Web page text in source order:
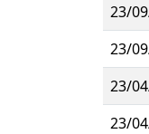
23/
23/
23/
23/